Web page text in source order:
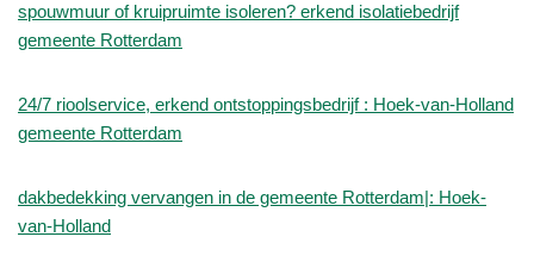
spouwmuur of kruipruimte isoleren? erkend isolatiebedrijf
gemeente Rotterdam
24/7 rioolservice, erkend ontstoppingsbedrijf : Hoek-van-Holland
gemeente Rotterdam
dakbedekking vervangen in de gemeente Rotterdam|: Hoek-
van-Holland